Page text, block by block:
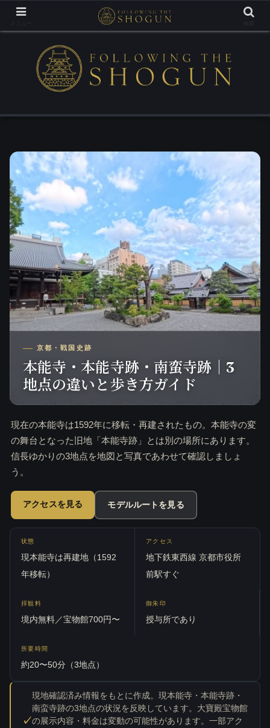
Tracing the Footsteps of the Samurai Lords
京都・戦国史跡
本能寺・本能寺跡・南蛮寺跡｜3
地点の違いと歩き方ガイド
現在の本能寺は1592年に移転・再建されたもの。本能寺の変
の舞台となった旧地「本能寺跡」とは別の場所にあります。
信長ゆかりの3地点を地図と写真であわせて確認しましょ
う。
アクセスを見る モデルルートを見る
状態
現本能寺は再建地（1592
年移転）
アクセス
地下鉄東西線 京都市役所
前駅すぐ
拝観料
境内無料／宝物館700円〜
御朱印
授与所であり
所要時間
約20〜50分（3地点）
現地確認済み情報をもとに作成。現本能寺・本能寺跡・
南蛮寺跡の3地点の状況を反映しています。大寶殿宝物館
の展示内容・料金は変動の可能性があります。一部アク